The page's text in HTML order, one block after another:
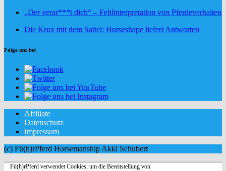
„Der verar***t dich“ – Fehlinterpretation von Pferdeverhalten
Die Krux mit dem Sattel: Horseshape liefert Antworten
Folge uns bei
Affiliate
Datenschutz
Impressum
(c) Fü(h)rPferd Horsemanship Akki Schubert
Fü(h)rPferd verwendet Cookies, um die Bereitstellung von